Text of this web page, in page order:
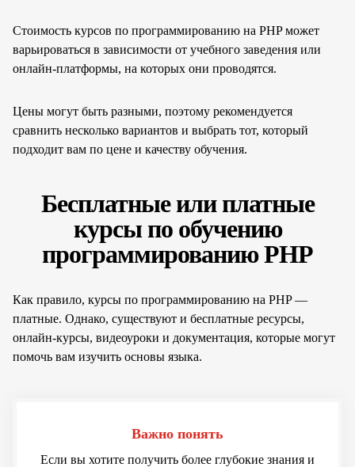
Стоимость курсов по программированию на PHP может
варьироваться в зависимости от учебного заведения или
онлайн-платформы, на которых они проводятся.
Цены могут быть разными, поэтому рекомендуется
сравнить несколько вариантов и выбрать тот, который
подходит вам по цене и качеству обучения.
Бесплатные или платные
курсы по обучению
программированию PHP
Как правило, курсы по программированию на PHP —
платные. Однако, существуют и бесплатные ресурсы,
онлайн-курсы, видеоуроки и документация, которые могут
помочь вам изучить основы языка.
Важно понять
Если вы хотите получить более глубокие знания и